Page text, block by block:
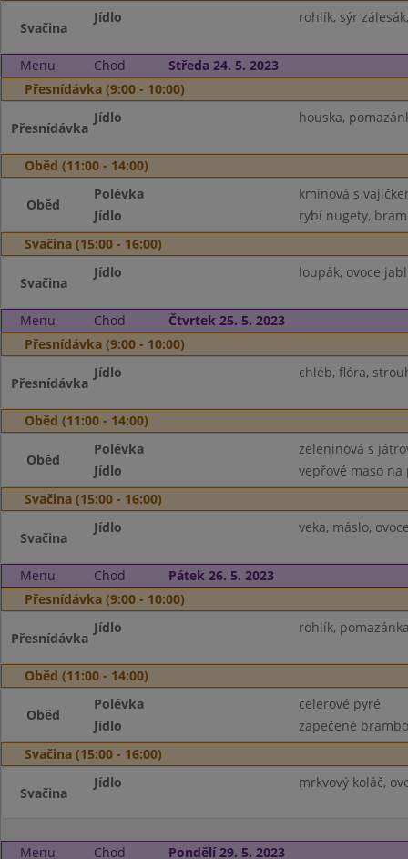
Svačina
Jídlo rohlík, sýr
Menu Chod
Středa 24. 5. 2023
Přesnídávka (9:00 - 10:00)
Přesnídávka
Jídlo houska,
Oběd (11:00 - 14:00)
Oběd
Polévka
kmínová s
Jídlo
rybí nugety,
Svačina (15:00 - 16:00)
Svačina
Jídlo loupák, ovoce
Menu Chod
Čtvrtek 25. 5. 2023
Přesnídávka (9:00 - 10:00)
Přesnídávka
Jídlo chléb, flóra,
Oběd (11:00 - 14:00)
Oběd
Polévka
zeleninová s
Jídlo
vepřové maso na
Svačina (15:00 - 16:00)
Svačina
Jídlo veka, máslo,
Menu Chod
Pátek 26. 5. 2023
Přesnídávka (9:00 - 10:00)
Přesnídávka
Jídlo rohlík,
Oběd (11:00 - 14:00)
Oběd
Polévka
celerové pyré
Jídlo
zapečené
Svačina (15:00 - 16:00)
Svačina
Jídlo mrkvový koláč,
Menu Chod
Pondělí 29. 5. 2023